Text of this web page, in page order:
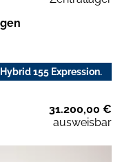
155 Expression.
31.200,00 €
ausweisbar